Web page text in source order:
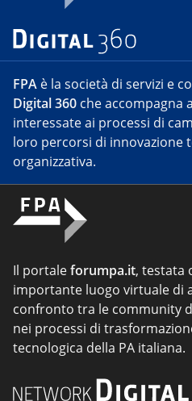
FPA è la società di servizi e
Digital 360 che accompagna
interessate ai processi di
loro percorsi di innovazione
organizzativa.
Il portaleforumpa.it, testata
importante luogo virtuale di
confronto tra le community
nei processi di
tecnologica della PA italiana.